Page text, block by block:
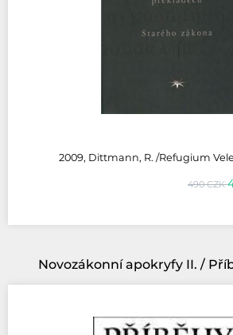
2009, Dittmann, R. /Refugium
490 CZK
Novozákonní apokryfy II. /